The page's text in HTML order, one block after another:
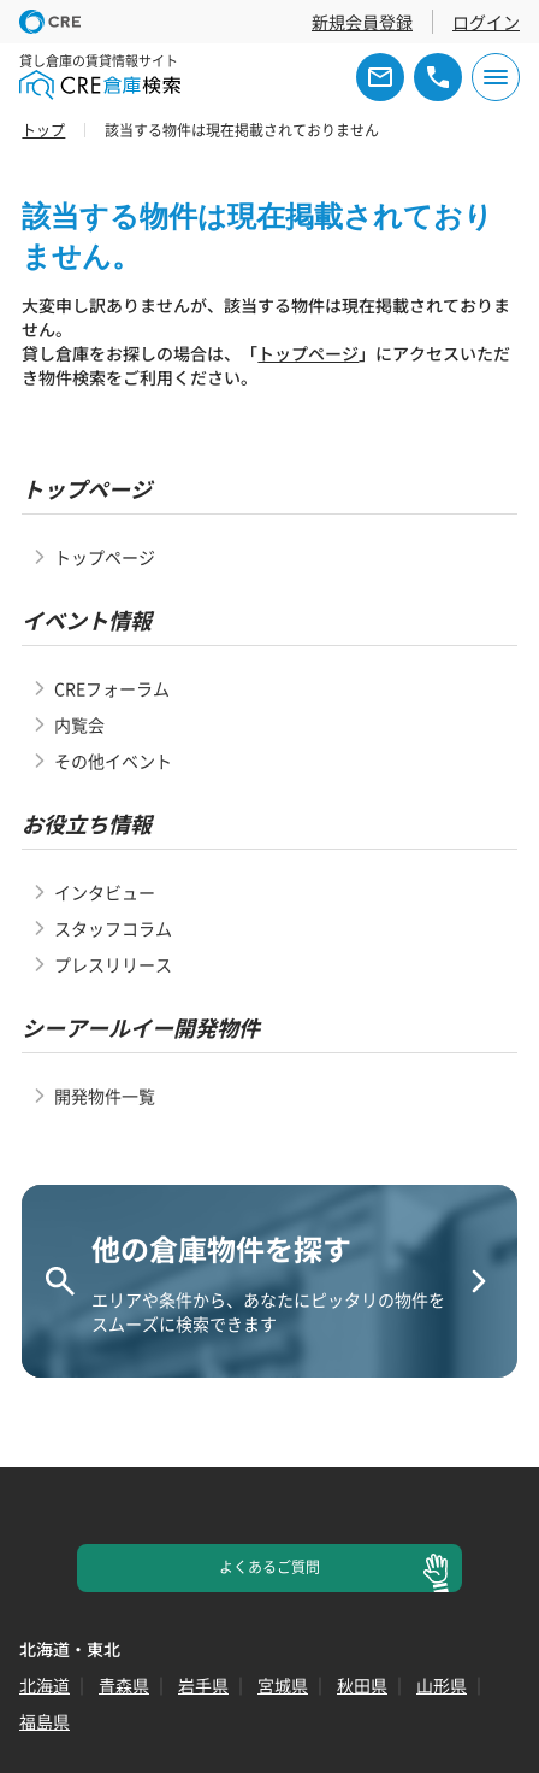
新規会員登録 ログイン
貸し倉庫の賃貸情報サイト
トップ 該当する物件は現在掲載されておりません
該当する物件は現在掲載されており
ません。
大変申し訳ありませんが、該当する物件は現在掲載されておりま
せん。
貸し倉庫をお探しの場合は、「 トップページ 」にアクセスいただ
き物件検索をご利用ください。
トップページ
トップページ
イベント情報
CREフォーラム
内覧会
その他イベント
お役立ち情報
インタビュー
スタッフコラム
プレスリリース
シーアールイー開発物件
開発物件一覧
他の倉庫物件を探す
エリアや条件から、あなたにピッタリの物件を
スムーズに検索できます
よくあるご質問
北海道・東北
北海道
青森県 岩手県 宮城県 秋田県
山形県
福島県